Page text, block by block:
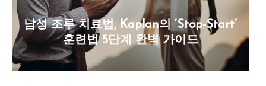
남성 조루 치료법, Kaplan의 ‘Stop-Start’
훈련법 5단계 완벽 가이드